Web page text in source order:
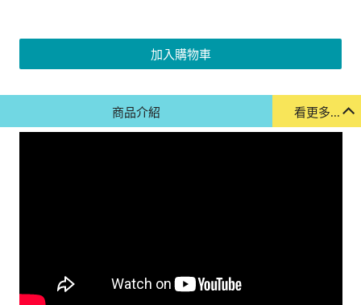
加入購物車
看更多...
商品介紹